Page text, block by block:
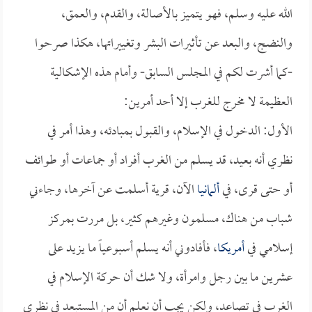
الله عليه وسلم، فهو يتميز بالأصالة، والقدم، والعمق،
والنضج، والبعد عن تأثيرات البشر وتغييراتها، هكذا صرحوا
-كما أشرت لكم في المجلس السابق- وأمام هذه الإشكالية
العظيمة لا مخرج للغرب إلا أحد أمرين:
الأول: الدخول في الإسلام، والقبول بمبادئه، وهذا أمر في
نظري أنه بعيد، قد يسلم من الغرب أفراد أو جماعات أو طوائف
أو حتى قرى، فيألمانياالآن، قرية أسلمت عن آخرها، وجاءني
شباب من هناك، مسلمون وغيرهم كثير، بل مررت بمركز
إسلامي فيأمريكا، فأفادوني أنه يسلم أسبوعياً ما يزيد على
عشرين ما بين رجل وامرأة، ولا شك أن حركة الإسلام في